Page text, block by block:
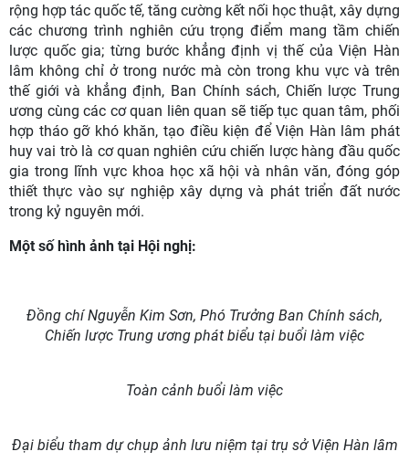
rộng hợp tác quốc tế, tăng cường kết nối học thuật, xây dựng
các chương trình nghiên cứu trọng điểm mang tầm chiến
lược quốc gia; từng bước khẳng định vị thế của Viện Hàn
lâm không chỉ ở trong nước mà còn trong khu vực và trên
thế giới và khẳng định, Ban Chính sách, Chiến lược Trung
ương cùng các cơ quan liên quan sẽ tiếp tục quan tâm, phối
hợp tháo gỡ khó khăn, tạo điều kiện để Viện Hàn lâm phát
huy vai trò là cơ quan nghiên cứu chiến lược hàng đầu quốc
gia trong lĩnh vực khoa học xã hội và nhân văn, đóng góp
thiết thực vào sự nghiệp xây dựng và phát triển đất nước
trong kỷ nguyên mới.
Một số hình ảnh tại Hội nghị: